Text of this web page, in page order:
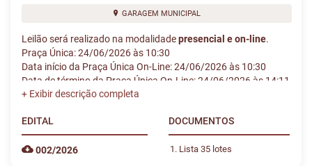
GARAGEM MUNICIPAL
Leilão será realizado na modalidadepresencial e on-line.
Praça Única: 24/06/2026 às 10:30
Data início da Praça Única On-Line: 24/06/2026 às 10:30
Data de término da Praça Única On-Line: 24/06/2026 às 14:11
EDITAL
002/2026
DOCUMENTOS
Lista 35 lotes